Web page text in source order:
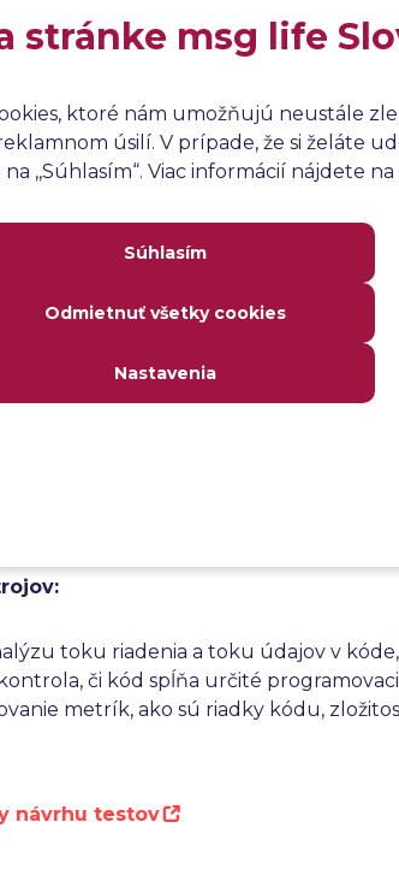
softvéru
testovania?
vykonávabez spustenia kódu
kontrolu a audit kódu a iných
testovania patria:
toku riadenia a toku údajov v kóde,
či kód spĺňa určité
metrík, ako sú riadky kódu,
návrhu testov
stránke msg life
ktoré nám umožňujú neustále
úsilí. V prípade, že si želáte
,,Súhlasím“. Viac informácií nájdete
Súhlasím
Odmietnuť všetky cookies
Nastavenia